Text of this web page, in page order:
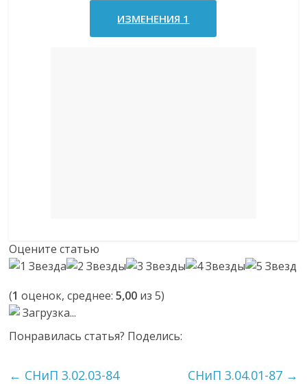
ИЗМЕНЕНИЯ 1
Оцените статью
(1 оценок, среднее:5,00 из 5)
Загрузка...
Понравилась статья? Поделись:
← СНиП 3.02.03-84 СНиП 3.04.01-87 →